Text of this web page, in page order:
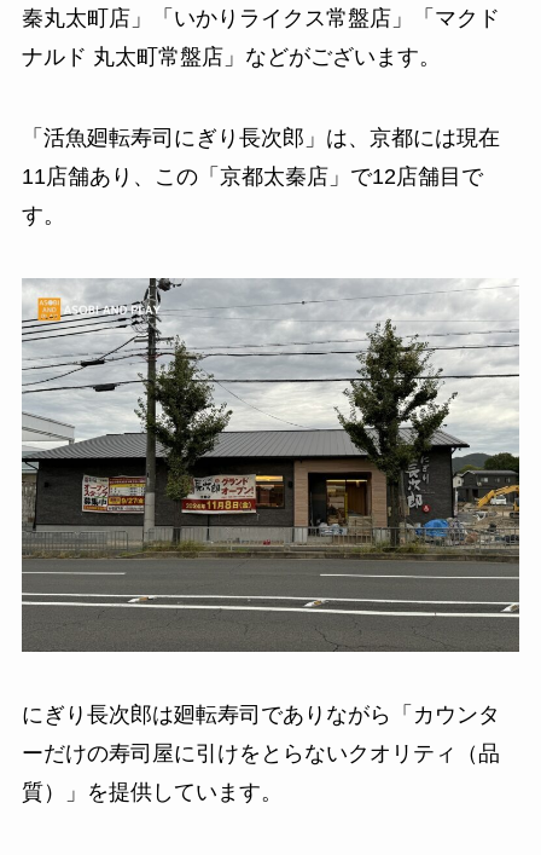
秦丸太町店」「いかりライクス常盤店」「マクド
ナルド 丸太町常盤店」などがございます。
「活魚廻転寿司にぎり長次郎」は、京都には現在
11店舗あり、この「京都太秦店」で12店舗目で
す。
にぎり長次郎は廻転寿司でありながら「カウンタ
ーだけの寿司屋に引けをとらないクオリティ（品
質）」を提供しています。